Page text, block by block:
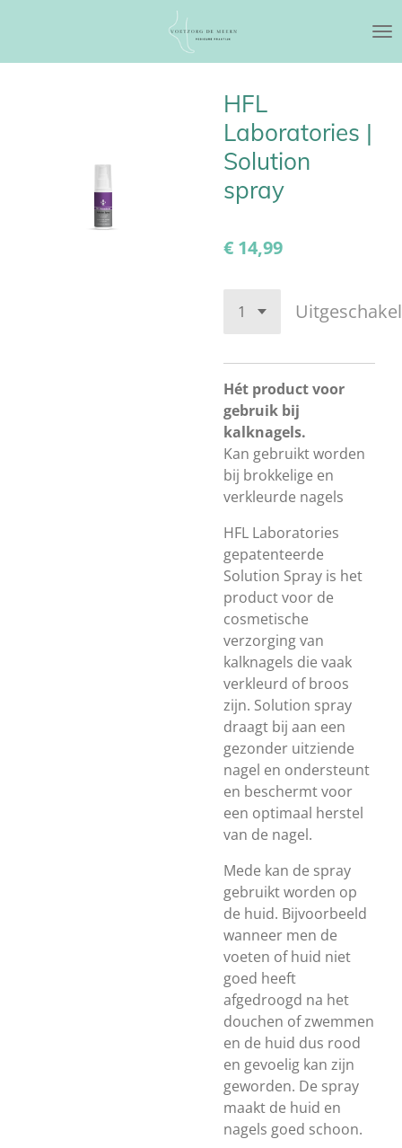
naar
HFL
Laboratories |
Solution
spray
€ 14,99
Hét product voor
gebruik bij
kalknagels.
Kan gebruikt worden
bij brokkelige en
verkleurde nagels
HFL Laboratories
gepatenteerde
Solution Spray is het
product voor de
cosmetische
verzorging van
kalknagels die vaak
verkleurd of broos
zijn. Solution spray
draagt bij aan een
gezonder uitziende
nagel en ondersteunt
en beschermt voor
een optimaal herstel
van de nagel.
Mede kan de spray
gebruikt worden op
de huid. Bijvoorbeeld
wanneer men de
voeten of huid niet
goed heeft
afgedroogd na het
douchen of zwemmen
en de huid dus rood
en gevoelig kan zijn
geworden. De spray
maakt de huid en
nagels goed schoon.